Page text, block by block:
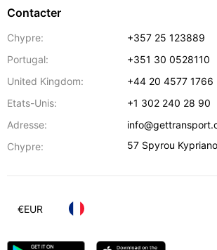
Contacter
Chypre:
+357 25 123889
Portugal:
+351 30 0528110
United Kingdom:
+44 20 4577 1766
Etats-Unis:
+1 302 240 28 90
Adresse:
Chypre:
57 Spyrou
€EUR